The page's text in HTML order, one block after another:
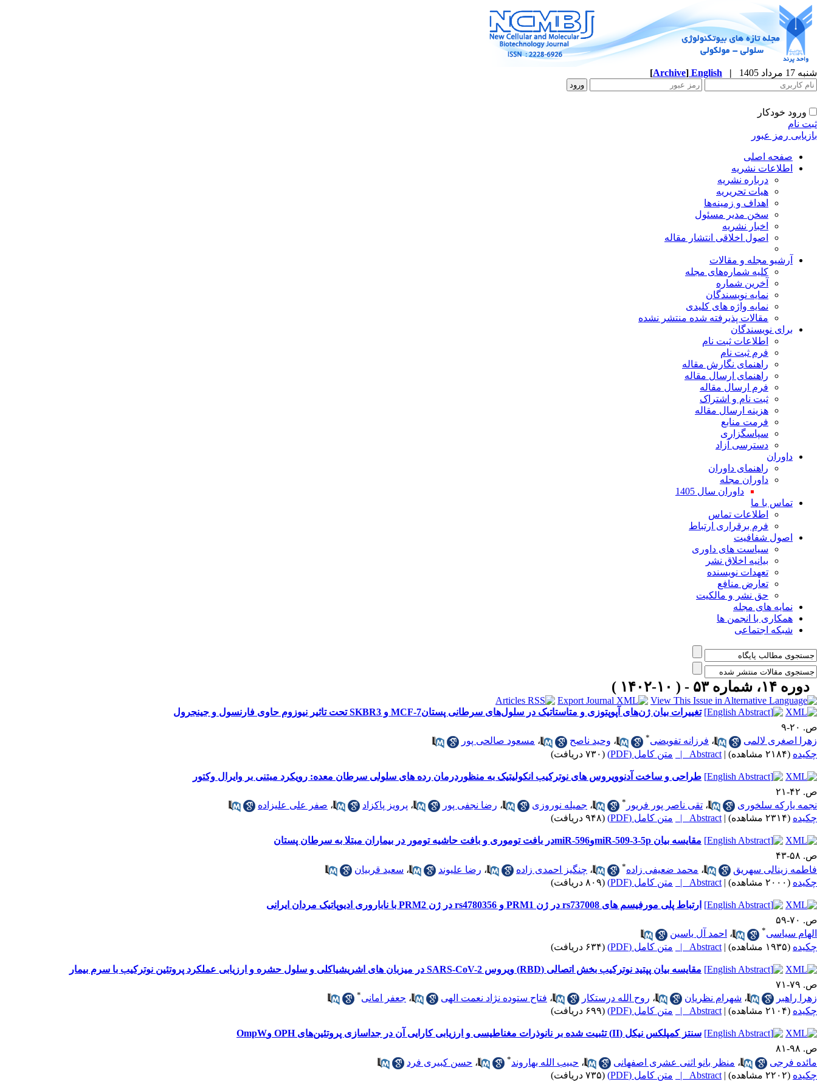
شنبه 17 مرداد 1405 |
English
[Archive]
ورود خودکار
ثبت نام
بازیابی رمز عبور
صفحه اصلی
اطلاعات نشریه
درباره نشریه
هیات تحریریه
اهداف و زمینه‌ها
سخن مدیر مسئول
اخبار نشریه
اصول اخلاقی انتشار مقاله
آرشیو مجله و مقالات
کلیه شماره‌های مجله
آخرین شماره
نمایه نویسندگان
نمایه واژه های کلیدی
مقالات پذیرفته شده منتشر نشده
برای نویسندگان
اطلاعات ثبت نام
فرم ثبت نام
راهنمای نگارش مقاله
راهنمای ارسال مقاله
فرم ارسال مقاله
ثبت نام و اشتراک
هزینه ارسال مقاله
فرمت منابع
سپاسگزاری
دسترسی آزاد
داوران
راهنمای داوران
داوران مجله
داوران سال 1405
تماس با ما
اطلاعات تماس
فرم برقراری ارتباط
اصول شفافیت
سیاست های داوری
بیانیه اخلاق نشر
تعهدات نویسنده
تعارض منافع
حق نشر و مالکیت
نمایه های مجله
همکاری با انجمن ها
شبکه اجتماعی
دوره ۱۴، شماره ۵۳ - ( ۱۰-۱۴۰۲ )
تغییرات بیان ژن‌های آپوپتوزی و متاستاتیک در سلول‌های سرطانی پستانMCF-7 و SKBR3 تحت تاثیر نیوزوم حاوی فارنسول و جینجرول
ص. ۲۰-۹
زهرا اصغری لالمی
، فرزانه تفویضی* ، وحید ناصح ، مسعود صالحی پور
چکیده (۲۱۸۴ مشاهده) |
Abstract | متن کامل (PDF) (۷۳۰ دریافت)
طراحی و ساخت آدنوویروس های نوترکیب انکولیتیک به منظوردرمان رده های سلولی سرطان معده: رویکرد مبتنی بر وایرال وکتور
ص. ۴۲-۲۱
نجمه یارکه سلخوری
، تقی ناصر پور فریور * ، جمیله نوروزی ، رضا نجفی پور ، پرویز پاکزاد ، صفر علی علیزاده
چکیده (۲۳۱۴ مشاهده) |
Abstract | متن کامل (PDF) (۹۴۸ دریافت)
مقایسه بیان miR-509-3-5pوmiR-596در بافت توموری و بافت حاشیه تومور در بیماران مبتلا به سرطان پستان
ص. ۵۸-۴۳
فاطمه زینالی سهریق
، محمد ضعیفی زاده* ، چنگیز احمدی زاده ، رضا علیوند ، سعید قربیان
چکیده (۲۰۰۰ مشاهده) |
Abstract | متن کامل (PDF) (۸۰۹ دریافت)
ارتباط پلی مورفیسم های rs737008 در ژن PRM1 و rs4780356 در ژن PRM2 با ناباروری ادیوپاتیک مردان ایرانی
ص. ۷۰-۵۹
الهام سیاسی* ، احمد آل یاسین
چکیده (۱۹۳۵ مشاهده) |
Abstract | متن کامل (PDF) (۶۳۴ دریافت)
مقایسه بیان پپتید نوترکیب بخش اتصالی (RBD) ویروس SARS-CoV-2 در میزبان های اشریشیاکلی و سلول حشره و ارزیابی عملکرد پروتئین نوترکیب با سرم بیمار
ص. ۷۹-۷۱
زهرا راهبر
، شهرام نظریان ، روح الله درستکار ، فتاح ستوده نژاد نعمت الهی ، جعفر امانی*
چکیده (۲۱۰۴ مشاهده) |
Abstract | متن کامل (PDF) (۶۹۹ دریافت)
سنتز کمپلکس نیکل (II) تثبیت شده بر نانوذرات مغناطیسی و ارزیابی کارایی آن در جداسازی پروتئین‌های OPH وOmpW
ص. ۹۸-۸۱
مائده فرجی
، منظر بانو اثنی عشری اصفهانی ، حبیب الله بهاروند* ، حسن کبیری فرد
چکیده (۲۲۰۲ مشاهده) |
Abstract | متن کامل (PDF) (۷۳۵ دریافت)